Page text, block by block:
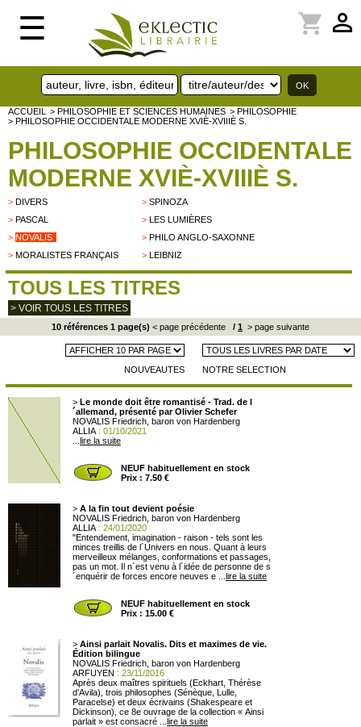
☰ perm_identity
shopping_cart
ACCUEIL > PHILOSOPHIE ET SCIENCES HUMAINES > PHILOSOPHIE
> PHILOSOPHIE OCCIDENTALE MODERNE XVIÈ-XVIIIÈ S.
PHILOSOPHIE OCCIDENTALE
MODERNE XVIÈ-XVIIIÈ S.
> DIVERS >SPINOZA
> PASCAL >LES LUMIÈRES
> NOVALIS >PHILO ANGLO-SAXONNE
> MORALISTES FRANÇAIS >LEIBNIZ
TOUS LES TITRES
> VOIR TOUS LES TITRES
10 références 1 page(s) < page précédente / 1 > page suivante
NOUVEAUTES NOTRE SELECTION
> Le monde doit être romantisé - Trad. de l
´allemand, présenté par Olivier Schefer
NOVALIS Friedrich, baron von Hardenberg
ALLIA : 01/10/2021
lire la suite
NEUF habituellement en stock
Prix : 7.50 €
> A la fin tout devient poésie
NOVALIS Friedrich, baron von Hardenberg
ALLIA : 24/01/2020
"Entendement, imagination - raison - tels sont les
minces treillis de l´Univers en nous. Quant à leurs
merveilleux mélanges, conformations et passages,
pas un mot. Il n´est venu à l´idée de personne de s
´enquérir de forces encore neuves e ... lire la suite
NEUF habituellement en stock
Prix : 15.00 €
> Ainsi parlait Novalis. Dits et maximes de vie.
Édition bilingue
NOVALIS Friedrich, baron von Hardenberg
ARFUYEN : 23/11/2016
Après deux maîtres spirituels (Eckhart, Thérèse
d’Avila), trois philosophes (Sénèque, Lulle,
Paracelse) et deux écrivains (Shakespeare et
Dickinson), ce 8e ouvrage de la collection « Ainsi
parlait » est consacré ... lire la suite